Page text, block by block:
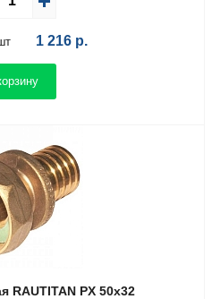
1 216 р.
RAUTITAN PX 50х32